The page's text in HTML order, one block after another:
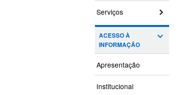
Serviços
ACESSO À
INFORMAÇÃO
Apresentação
Institucional